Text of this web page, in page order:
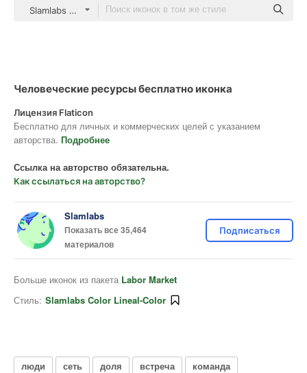
Slamlabs color lineal-color
Человеческие ресурсы бесплатно иконка
Лицензия Flaticon
Бесплатно для личных и коммерческих целей с указанием
авторства. Подробнее
Ссылка на авторство обязательна.
Как ссылаться на авторство?
Slamlabs
Показать все 35,464
материалов
Подписаться
Больше иконок из пакета Labor Market
Стиль: Slamlabs Color Lineal-Color
люди сеть доля встреча
команда